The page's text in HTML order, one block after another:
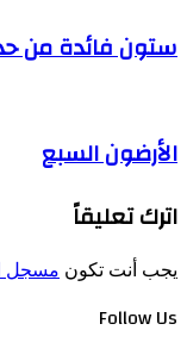
ستون فائدة من
الأرضون السبع
اترك تعليقاً
يجب أنت تكون مسجل
Follow Us